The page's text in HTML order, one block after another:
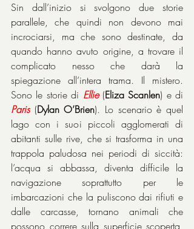
Sin dall’inizio si svolgono due storie
parallele, che quindi non devono mai
incrociarsi, ma che sono destinate, da
quando hanno avuto origine, a trovare il
complicato nesso che darà la
spiegazione all’intera trama. Il mistero.
Sono le storie di Ellie (Eliza Scanlen
Paris (Dylan O’Brien). Lo scenario è quel
lago con i suoi piccoli agglomerati di
abitanti sulle rive, che si trasforma in una
trappola paludosa nei periodi di siccità:
l’acqua si abbassa, diventa difficile la
navigazione soprattutto per le
imbarcazioni che la puliscono dai rifiuti e
dalle carcasse, tornano animali che
possono correre sulla superficie scoperta,